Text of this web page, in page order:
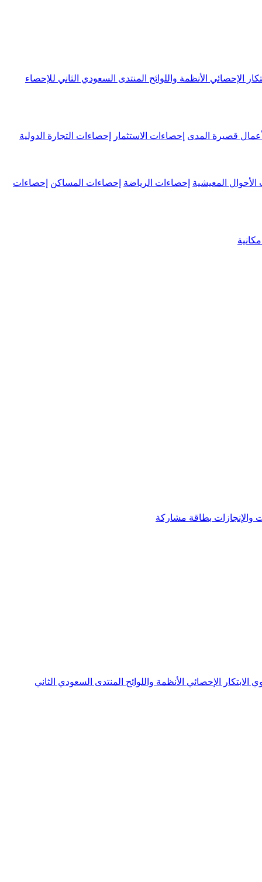
الإحصائي الأنظمة واللوائح المنتدى السعودي الثاني للإحصاء
قصيرة المدى إحصاءات الاستثمار إحصاءات التجارة الدولية
الأحوال المعيشية إحصاءات الرياضة إحصاءات المساكن إحصاءات
والإنجازات بطاقة مشاركة
الابتكار الإحصائي الأنظمة واللوائح المنتدى السعودي الثاني